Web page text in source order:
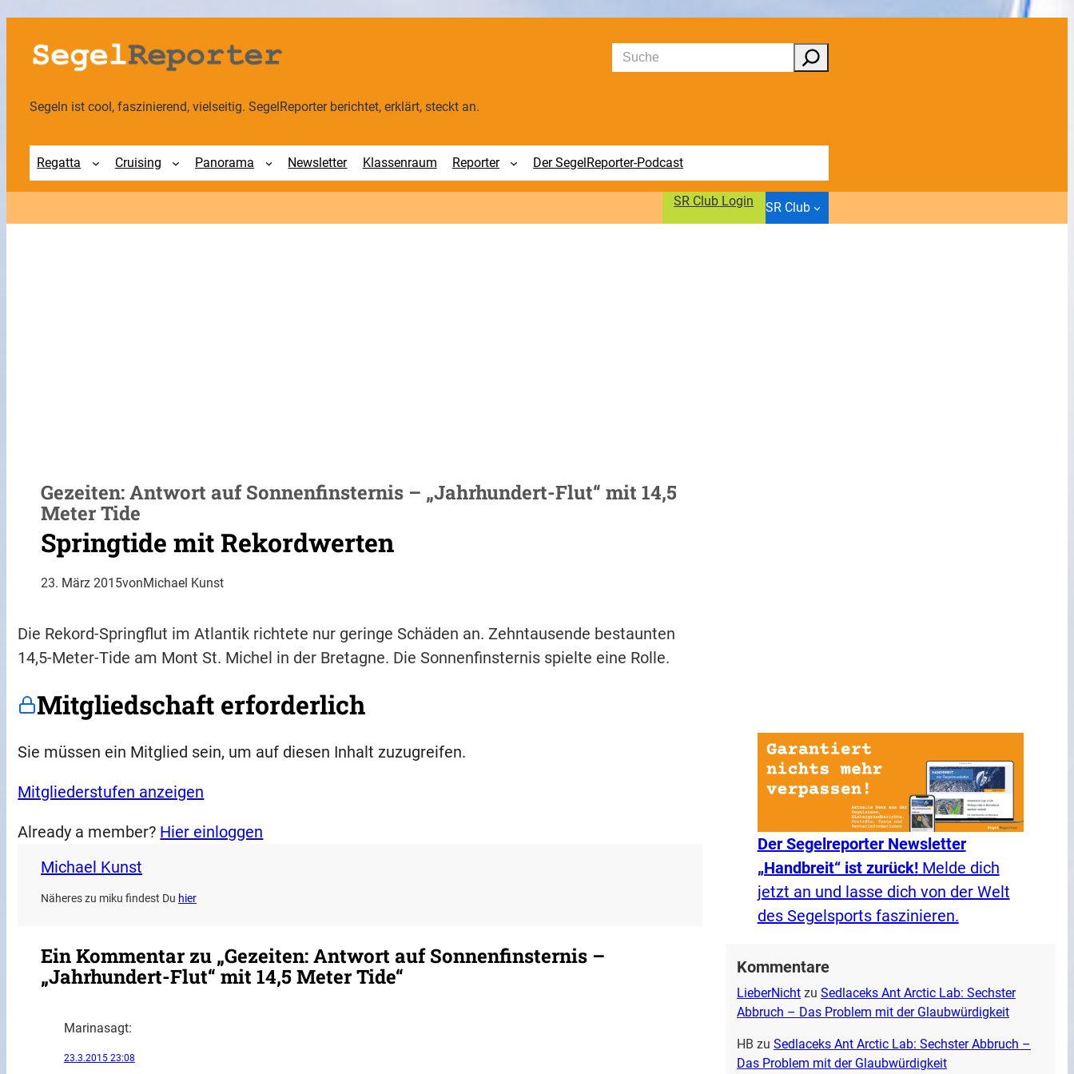
Zum
Inhalt
springen
Suchen
Segeln ist cool, faszinierend, vielseitig. SegelReporter berichtet, erklärt, steckt an.
Regatta Cruising Panorama Newsletter Klassenraum Reporter Der SegelReporter-Podcast
SR Club Login SR Club
Gezeiten: Antwort auf Sonnenfinsternis – „Jahrhundert-Flut“ mit 14,5
Meter Tide
Springtide mit Rekordwerten
23. März 2015vonMichael Kunst
Die Rekord-Springflut im Atlantik richtete nur geringe Schäden an. Zehntausende bestaunten
14,5-Meter-Tide am Mont St. Michel in der Bretagne. Die Sonnenfinsternis spielte eine Rolle.
Mitgliedschaft erforderlich
Sie müssen ein Mitglied sein, um auf diesen Inhalt zuzugreifen.
Mitgliederstufen anzeigen
Already a member? Hier einloggen
Michael Kunst
Näheres zu miku findest Du hier
Ein Kommentar zu „Gezeiten: Antwort auf Sonnenfinsternis –
„Jahrhundert-Flut“ mit 14,5 Meter Tide“
Marinasagt:
23.3.2015 23:08
Der Segelreporter Newsletter
„Handbreit“ ist zurück!Melde dich
jetzt an und lasse dich von der Welt
des Segelsports faszinieren.
Kommentare
LieberNichtzu Sedlaceks Ant Arctic Lab: Sechster
Abbruch – Das Problem mit der Glaubwürdigkeit
HB zu Sedlaceks Ant Arctic Lab: Sechster Abbruch –
Das Problem mit der Glaubwürdigkeit